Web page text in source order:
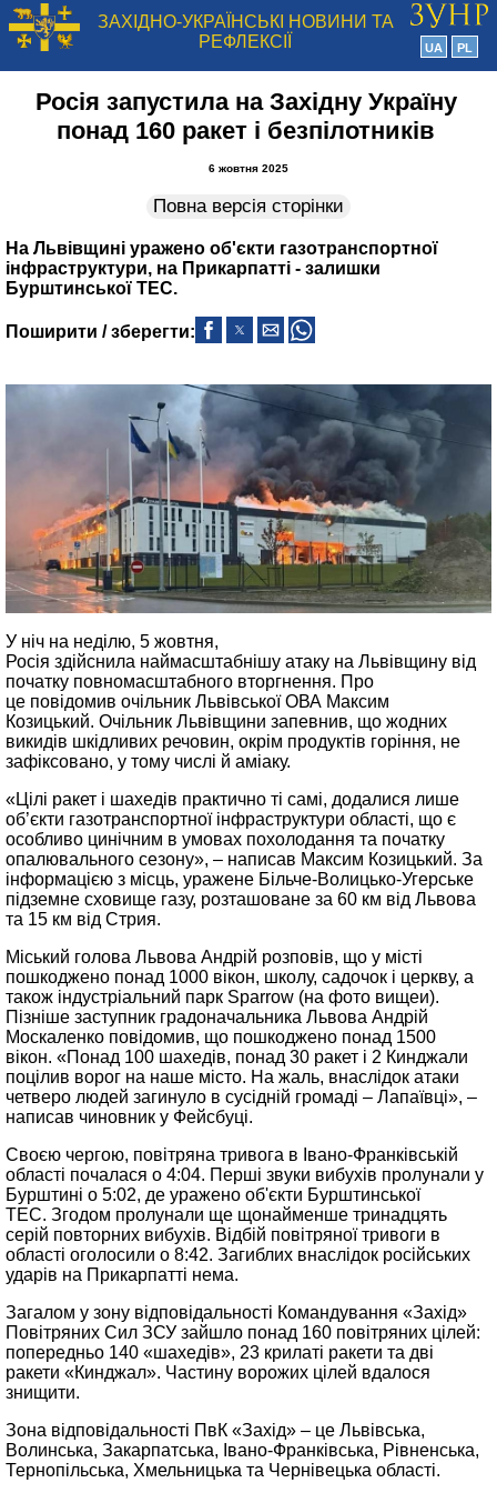
ЗАХІДНО-УКРАЇНСЬКІ НОВИНИ ТА
РЕФЛЕКСІЇ
UA PL
Росія запустила на Західну Україну
понад 160 ракет і безпілотників
6 жовтня 2025
Повна версія сторінки
На Львівщині уражено об'єкти газотранспортної
інфраструктури, на Прикарпатті - залишки
Бурштинської ТЕС.
Поширити / зберегти:
У ніч на неділю, 5 жовтня,
Росія здійснила наймасштабнішу атаку на Львівщину від
початку повномасштабного вторгнення. Про
це повідомив очільник Львівської ОВА Максим
Козицький. Очільник Львівщини запевнив, що жодних
викидів шкідливих речовин, окрім продуктів горіння, не
зафіксовано, у тому числі й аміаку.
«Цілі ракет і шахедів практично ті самі, додалися лише
об’єкти газотранспортної інфраструктури області, що є
особливо цинічним в умовах похолодання та початку
опалювального сезону», – написав Максим Козицький. За
інформацією з місць, уражене Більче-Волицько-Угерське
підземне сховище газу, розташоване за 60 км від Львова
та 15 км від Стрия.
Міський голова Львова Андрій розповів, що у місті
пошкоджено понад 1000 вікон, школу, садочок і церкву, а
також індустріальний парк Sparrow (на фото вищеи).
Пізніше заступник градоначальника Львова Андрій
Москаленко повідомив, що пошкоджено понад 1500
вікон. «Понад 100 шахедів, понад 30 ракет і 2 Кинджали
поцілив ворог на наше місто. На жаль, внаслідок атаки
четверо людей загинуло в сусідній громаді – Лапаївці», –
написав чиновник у Фейсбуці.
Своєю чергою, повітряна тривога в Івано-Франківській
області почалася о 4:04. Перші звуки вибухів пролунали у
Бурштині о 5:02, де уражено об'єкти Бурштинської
ТЕС. Згодом пролунали ще щонайменше тринадцять
серій повторних вибухів. Відбій повітряної тривоги в
області оголосили о 8:42. Загиблих внаслідок російських
ударів на Прикарпатті нема.
Загалом у зону відповідальності Командування «Захід»
Повітряних Сил ЗСУ зайшло понад 160 повітряних цілей:
попередньо 140 «шахедів», 23 крилаті ракети та дві
ракети «Кинджал». Частину ворожих цілей вдалося
знищити.
Зона відповідальності ПвК «Захід» – це Львівська,
Волинська, Закарпатська, Івано-Франківська, Рівненська,
Тернопільська, Хмельницька та Чернівецька області.